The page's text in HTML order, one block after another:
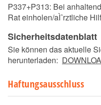
P337+P313: Bei
Rat einholen/aÌˆrztliche
Sicherheitsdatenblatt
Sie können das aktuelle
herunterladen:
Haftungsausschluss